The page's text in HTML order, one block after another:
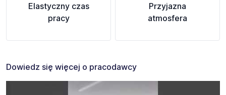
Elastyczny czas
pracy
Przyjazna
atmosfera
Dowiedz się więcej o pracodawcy